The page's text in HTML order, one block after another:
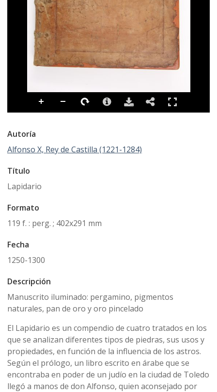
Autoría
Alfonso X, Rey de Castilla (1221-1284)
Título
Lapidario
Formato
119 f. : perg. ; 402x291 mm
Fecha
1250-1300
Descripción
Manuscrito iluminado: pergamino, pigmentos
naturales, pan de oro y oro pincelado
El Lapidario es un compendio de cuatro tratados en los
que se analizan diferentes tipos de piedras, sus usos y
propiedades, en función de la influencia de los astros.
Según el prólogo, un libro escrito en árabe que se
encontraba en poder de un judío en la ciudad de Toledo
llegó a manos de don Alfonso, quien aconsejado por